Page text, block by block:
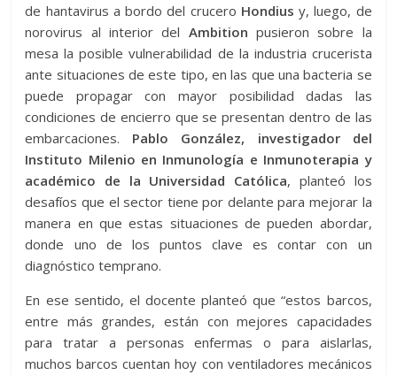
de hantavirus a bordo del crucero Hondius y, luego, de
norovirus al interior del Ambition pusieron sobre la
mesa la posible vulnerabilidad de la industria crucerista
ante situaciones de este tipo, en las que una bacteria se
puede propagar con mayor posibilidad dadas las
condiciones de encierro que se presentan dentro de las
embarcaciones. Pablo González, investigador del
Instituto Milenio en Inmunología e Inmunoterapia y
académico de la Universidad Católica, planteó los
desafíos que el sector tiene por delante para mejorar la
manera en que estas situaciones de pueden abordar,
donde uno de los puntos clave es contar con un
diagnóstico temprano.
En ese sentido, el docente planteó que “estos barcos,
entre más grandes, están con mejores capacidades
para tratar a personas enfermas o para aislarlas,
muchos barcos cuentan hoy con ventiladores mecánicos